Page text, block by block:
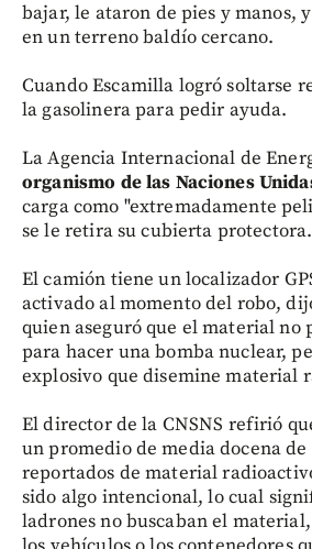
bajar, le ataron de pies y manos,
en un terreno baldío cercano.
Cuando Escamilla logró soltarse
la gasolinera para pedir ayuda.
La Agencia Internacional de
organismo de las Naciones
carga como "extremadamente
se le retira su cubierta protectora.
El camión tiene un localizador
activado al momento del robo,
quien aseguró que el material no
para hacer una bomba nuclear,
explosivo que disemine material
El director de la CNSNS refirió
un promedio de media docena de
reportados de material
sido algo intencional, lo cual
ladrones no buscaban el